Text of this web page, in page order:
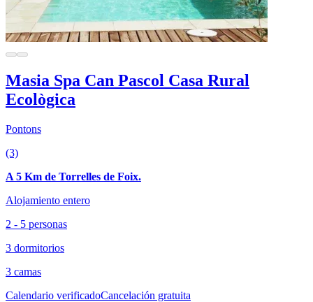
Masia Spa Can Pascol Casa Rural
Ecològica
Pontons
(3)
A 5 Km de Torrelles de Foix.
Alojamiento entero
2 - 5 personas
3 dormitorios
3 camas
Calendario verificadoCancelación gratuita